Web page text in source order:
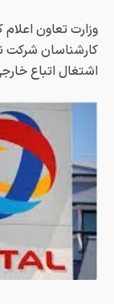
وزارت تعاون
کارشناسان شرکت
اشتغال اتباع